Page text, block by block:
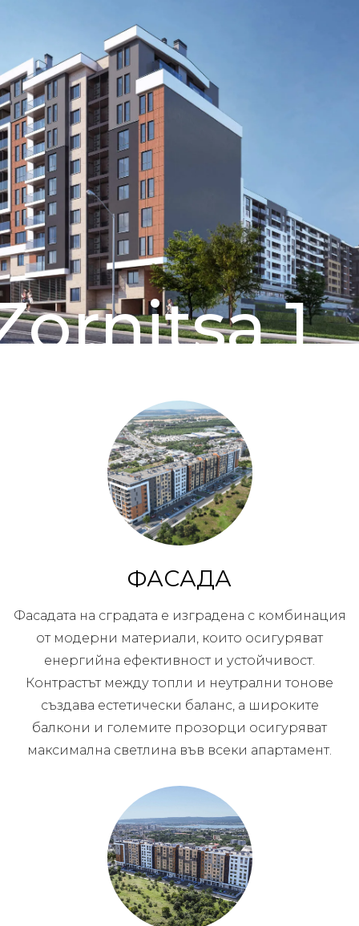
1
ФАСАДА
Фасадата на сградата е изградена с комбинация
от модерни материали, които осигуряват
енергийна ефективност и устойчивост.
Контрастът между топли и неутрални тонове
създава естетически баланс, а широките
балкони и големите прозорци осигуряват
максимална светлина във всеки апартамент.